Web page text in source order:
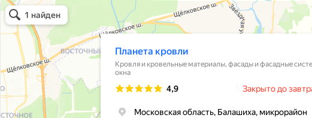
Планета кровли
Кровля и кровельные материалы в Балашихе
Окна в Балашихе